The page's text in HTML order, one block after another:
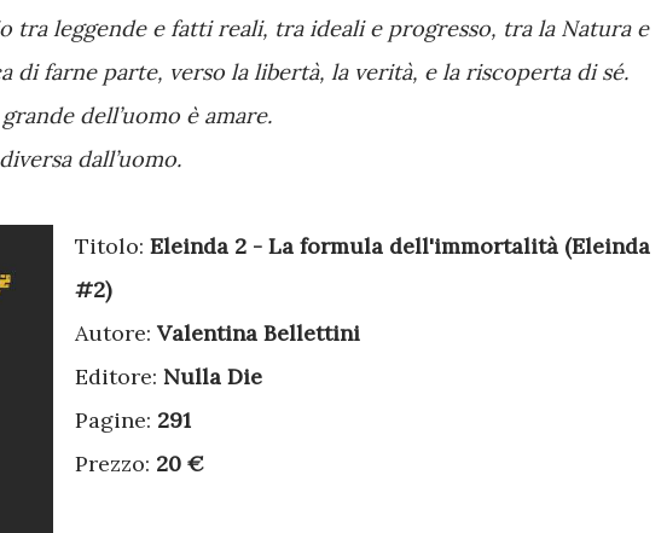
tra leggende e fatti reali, tra ideali e progresso, tra la Natura e
di farne parte, verso la libertà, la verità, e la riscoperta di sé.
dell’uomo è amare.
dall’uomo.
Titolo: Eleinda 2 - La formula dell'immortalità (Eleinda
#2)
Autore: Valentina Bellettini
Editore: Nulla Die
Pagine: 291
Prezzo: 20 €